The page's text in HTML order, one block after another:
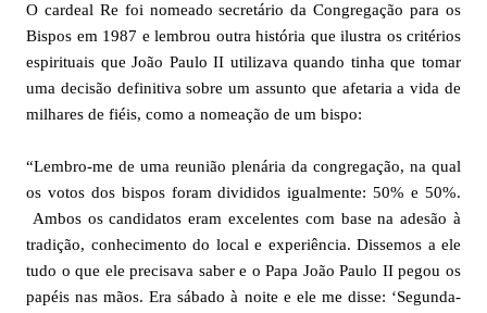
O cardeal Re foi nomeado secretário da Congregação para os
Bispos em 1987 e lembrou outra história que ilustra os critérios
espirituais que João Paulo II utilizava quando tinha que tomar
uma decisão definitiva sobre um assunto que afetaria a vida de
milhares de fiéis, como a nomeação de um bispo:
“Lembro-me de uma reunião plenária da congregação, na qual
os votos dos bispos foram divididos igualmente: 50% e 50%.
Ambos os candidatos eram excelentes com base na adesão à
tradição, conhecimento do local e experiência. Dissemos a ele
tudo o que ele precisava saber e o Papa João Paulo II pegou os
papéis nas mãos. Era sábado à noite e ele me disse: ‘Segunda-